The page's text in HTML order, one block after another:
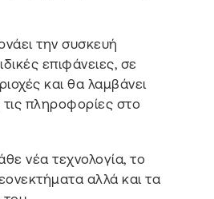
την συσκευή
επιφάνειες, σε
και θα λαμβάνει
πληροφορίες στο
νέα τεχνολογία, το
αλλά και τα